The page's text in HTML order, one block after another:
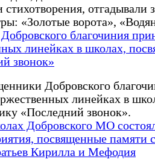
отгадывали
«Золотые ворота»,
благочиния
линейках в школах,
звонок»
Добровского
линейках в
«Последний звонок».
Добровского МО
посвященные памяти
Кирилла и Мефодия